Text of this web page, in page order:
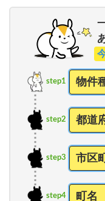
step1
step2
step3
step4